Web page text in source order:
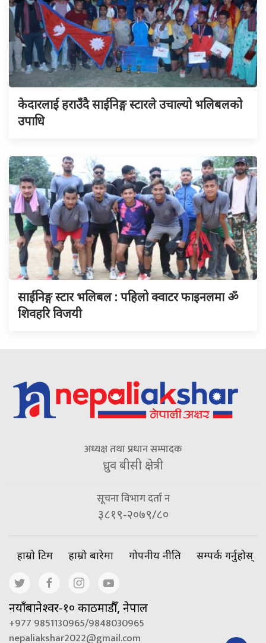
केदारलाई हराउँदै साईनिङ्ग स्टारले उचाल्यो भलिबलको
उपाधि
साईनिङ्ग स्टार भलिबल : पहिलो क्वाटर फाइनलमा ॐ
शिवहरि विजयी
अध्यक्ष तथा प्रधान सम्पादक
ध्रुव बीसी क्षेत्री
सूचना विभाग दर्ता न
३८१९-२०७९/८०
हाम्रो टिम हाम्रो बारेमा गोपनीय नीति सम्पर्क गर्नुहोस्
नयाँबानेश्वर-१० काठमाडौँ, नेपाल
+977 9851130965/9848030965
nepaliakshar2022@gmail.com